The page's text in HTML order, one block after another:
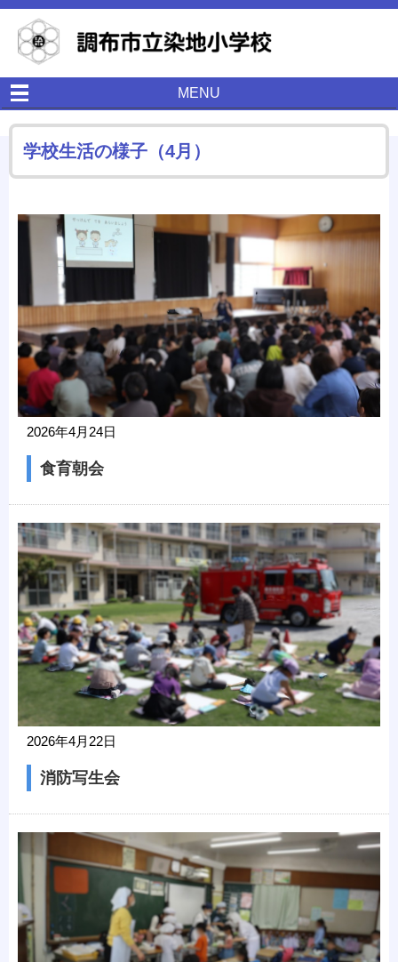
MENU
学校生活の様子（4月）
2026年4月24日
食育朝会
2026年4月22日
消防写生会